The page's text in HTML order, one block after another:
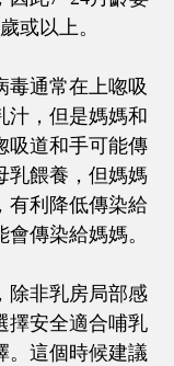
或以上。
毒通常在上唿吸
汁，但是媽媽和
吸道和手可能傳
乳餵養，但媽媽
有利降低傳染給
傳染給媽媽。
除非乳房局部感
擇安全適合哺乳
。這個時候建議